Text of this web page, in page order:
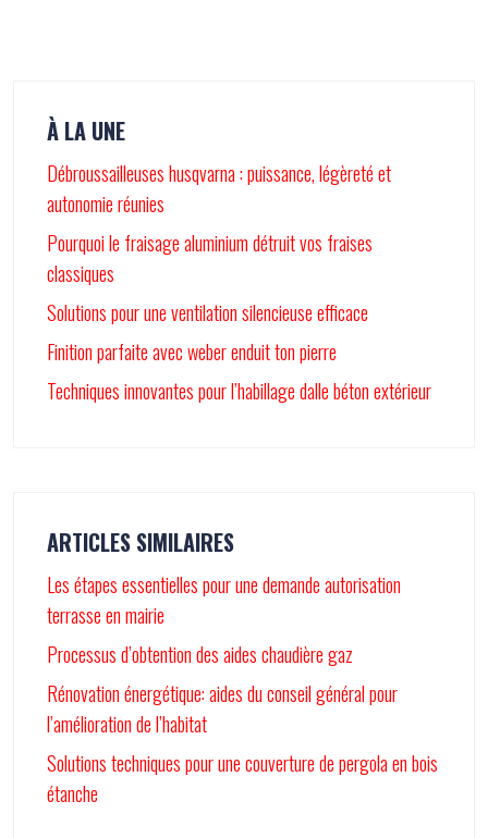
À LA UNE
Débroussailleuses husqvarna : puissance, légèreté et
autonomie réunies
Pourquoi le fraisage aluminium détruit vos fraises
classiques
Solutions pour une ventilation silencieuse efficace
Finition parfaite avec weber enduit ton pierre
Techniques innovantes pour l’habillage dalle béton extérieur
ARTICLES SIMILAIRES
Les étapes essentielles pour une demande autorisation
terrasse en mairie
Processus d’obtention des aides chaudière gaz
Rénovation énergétique: aides du conseil général pour
l’amélioration de l’habitat
Solutions techniques pour une couverture de pergola en bois
étanche